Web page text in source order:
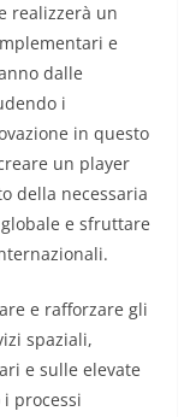
realizzerà un
e
dalle
i
in questo
un player
della necessaria
e sfruttare
e rafforzare gli
spaziali,
e sulle elevate
processi